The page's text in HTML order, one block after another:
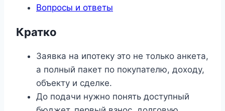
Вопросы и ответы
Кратко
Заявка на ипотеку это не только анкета,
а полный пакет по покупателю, доходу,
объекту и сделке.
До подачи нужно понять доступный